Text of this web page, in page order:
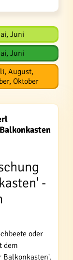
Juni
Juni
August,
Oktober
-
oder
dem
Balkonkasten'.